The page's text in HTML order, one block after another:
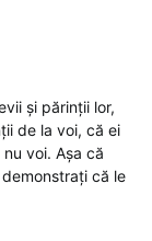
și părinții lor,
de la voi, că ei
voi. Așa că
că le